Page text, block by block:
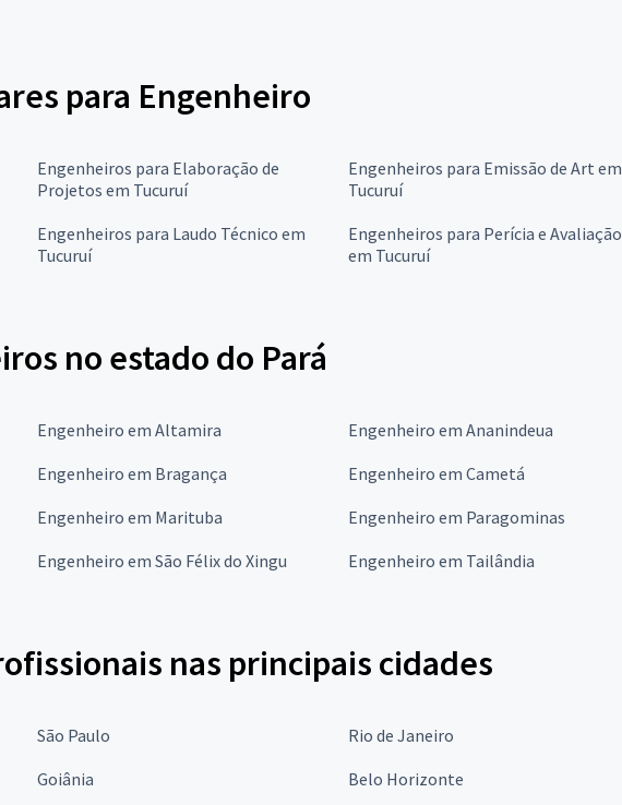
para Engenheiro
Engenheiros para Elaboração de
Projetos em Tucuruí
Engenheiros para Emissão de Art em
Tucuruí
Engenheiros para Laudo Técnico em
Tucuruí
Engenheiros para Perícia e Avaliação
em Tucuruí
no estado do Pará
Engenheiro em Altamira Engenheiro em Ananindeua
Engenheiro em Bragança Engenheiro em Cametá
Engenheiro em Marituba Engenheiro em Paragominas
Engenheiro em São Félix do Xingu Engenheiro em Tailândia
nas principais cidades
São Paulo Rio de Janeiro
Goiânia Belo Horizonte